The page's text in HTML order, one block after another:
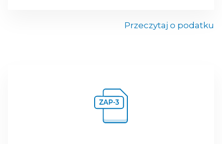
Przeczytaj o podatku